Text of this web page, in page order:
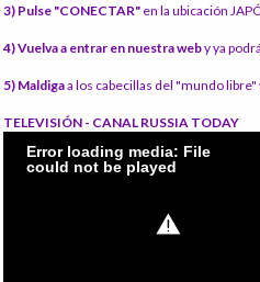
3) Pulse "CONECTAR" en la ubicación
4) Vuelva a entrar en nuestra weby ya
5) Maldigaa los cabecillas del "mundo libre"
TELEVISIÓN - CANAL RUSSIA TODAY